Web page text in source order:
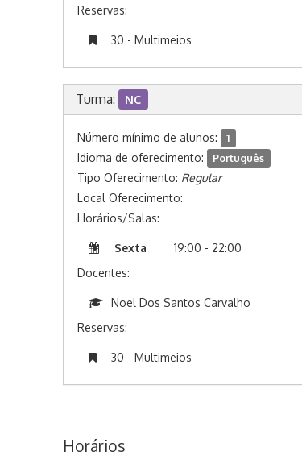
Reservas:
30 - Multimeios
Turma: NC
Número mínimo de alunos: 1
Idioma de oferecimento: Português
Tipo Oferecimento: Regular
Local Oferecimento:
Horários/Salas:
Sexta
19:00 - 22:00
Docentes:
Noel Dos Santos Carvalho
Reservas:
30 - Multimeios
Horários